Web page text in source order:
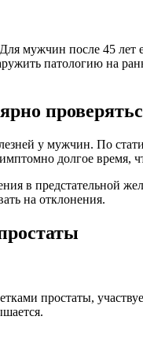
мужчин после 45
патологию на
у мужчин. По
долгое время,
в предстательной
на отклонения.
простаты,